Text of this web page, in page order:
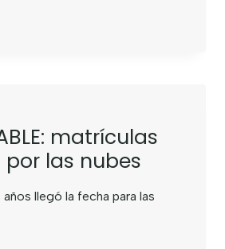
matrículas
por las nubes
llegó la fecha para las